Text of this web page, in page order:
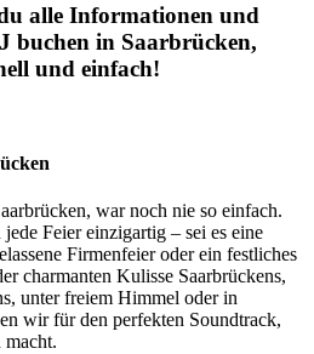
alle Informationen und
buchen in Saarbrücken,
und einfach!
war noch nie so einfach.
Feier einzigartig – sei es eine
Firmenfeier oder ein festliches
charmanten Kulisse Saarbrückens,
unter freiem Himmel oder in
wir für den perfekten Soundtrack,
macht.